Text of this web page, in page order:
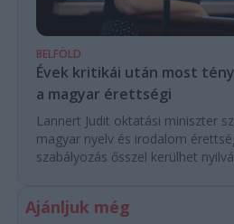
BELFÖLD
Évek kritikái után most
a magyar érettségi
Lannert Judit oktatási miniszter
magyar nyelv és irodalom
szabályozás ősszel kerülhet
Ajánljuk még